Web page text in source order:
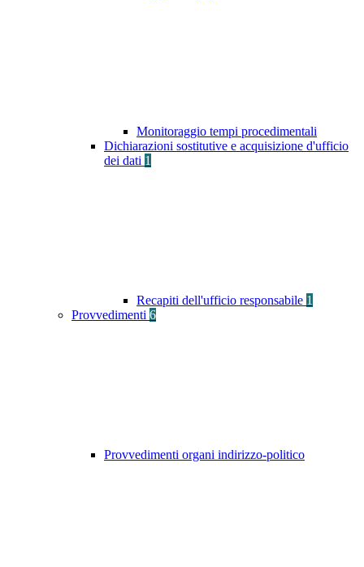
Monitoraggio tempi procedimentali
Dichiarazioni sostitutive e acquisizione d'ufficio
dei dati 1
Recapiti dell'ufficio responsabile 1
Provvedimenti 6
Provvedimenti organi indirizzo-politico